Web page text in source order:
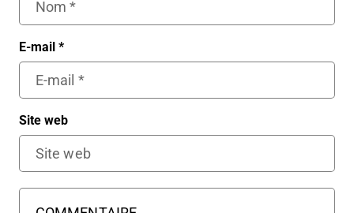
E-mail *
Site web